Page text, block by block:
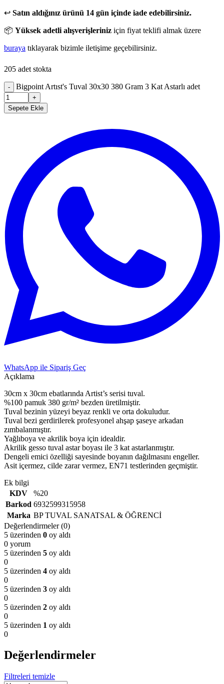
↩️ Satın aldığınız ürünü 14 gün içinde iade edebilirsiniz.
📦 Yüksek adetli alışverişleriniz için fiyat teklifi almak üzere
buraya tıklayarak bizimle iletişime geçebilirsiniz.
205 adet stokta
- Bigpoint Artıst's Tuval 30x30 380 Gram 3 Kat Astarlı adet
+
Sepete Ekle
WhatsApp ile Sipariş Geç
Açıklama
30cm x 30cm ebatlarında Artist’s serisi tuval.
%100 pamuk 380 gr/m² bezden üretilmiştir.
Tuval bezinin yüzeyi beyaz renkli ve orta dokuludur.
Tuval bezi gerdirilerek profesyonel ahşap şaseye arkadan
zımbalanmıştır.
Yağlıboya ve akrilik boya için idealdir.
Akrilik gesso tuval astar boyası ile 3 kat astarlanmıştır.
Dengeli emici özelliği sayesinde boyanın dağılmasını engeller.
Asit içermez, cilde zarar vermez, EN71 testlerinden geçmiştir.
Ek bilgi
KDV
%20
Barkod 6932599315958
Marka BP TUVAL SANATSAL & ÖĞRENCİ
Değerlendirmeler (0)
5 üzerinden 0 oy aldı
0 yorum
5 üzerinden 5 oy aldı
0
5 üzerinden 4 oy aldı
0
5 üzerinden 3 oy aldı
0
5 üzerinden 2 oy aldı
0
5 üzerinden 1 oy aldı
0
Değerlendirmeler
Filtreleri temizle